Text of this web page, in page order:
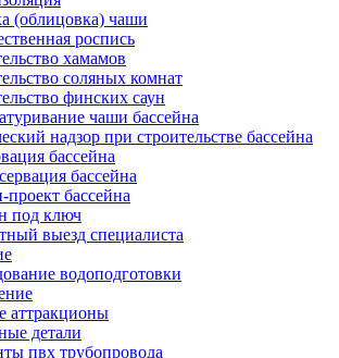
(облицовка) чаши
роспись
хамамов
соляных комнат
финских саун
чаши бассейна
надзор при строительстве бассейна
бассейна
бассейна
проект бассейна
под ключ
выезд специалиста
водоподготовки
аттракционы
детали
пвх трубопровода